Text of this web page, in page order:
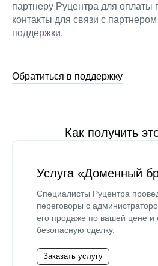
партнеру Руцентра для оплаты
контакты для связи с
поддержки.
Обратиться в поддержку
Как получить
Услуга «Доменный
Специалисты Руцентра
переговоры с
его продаже по вашей цене и
безопасную сделку.
Заказать услугу